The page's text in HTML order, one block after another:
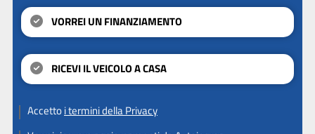
VORREI UN FINANZIAMENTO
RICEVI IL VEICOLO A CASA
Accettoi termini della Privacy